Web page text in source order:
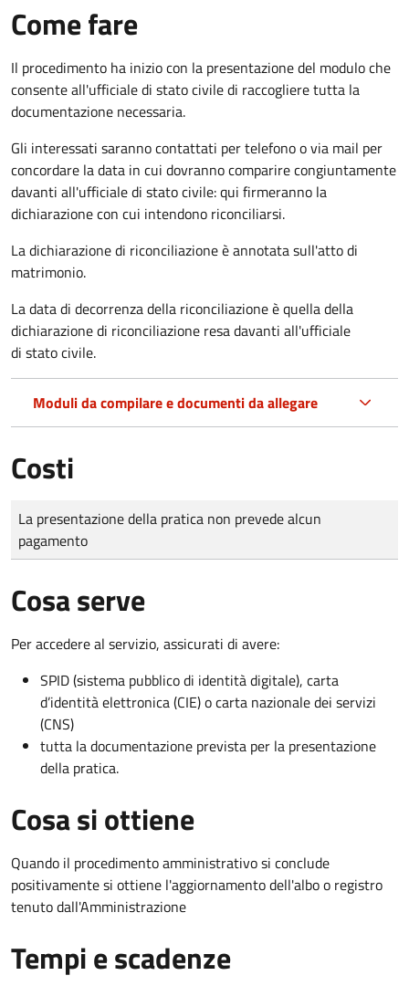
Come fare
Il procedimento ha inizio con la presentazione del modulo che
consente all'ufficiale di stato civile di raccogliere tutta la
documentazione necessaria.
Gli interessati saranno contattati per telefono o via mail per
concordare la data in cui dovranno comparire congiuntamente
davanti all'ufficiale di stato civile: qui firmeranno la
dichiarazione con cui intendono riconciliarsi.
La dichiarazione di riconciliazione è annotata sull'atto di
matrimonio.
La data di decorrenza della riconciliazione è quella della
dichiarazione di riconciliazione resa davanti all'ufficiale
di stato civile.
Moduli da compilare e documenti da allegare
Costi
Tipo di pagamento
Importo
La presentazione della pratica non prevede alcun
pagamento
Cosa serve
Per accedere al servizio, assicurati di avere:
SPID (sistema pubblico di identità digitale), carta
d’identità elettronica (CIE) o carta nazionale dei servizi
(CNS)
tutta la documentazione prevista per la presentazione
della pratica.
Cosa si ottiene
Quando il procedimento amministrativo si conclude
positivamente si ottiene l'aggiornamento dell'albo o registro
tenuto dall'Amministrazione
Tempi e scadenze